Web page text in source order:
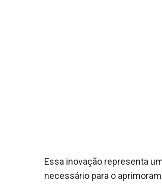
Essa inovação representa
necessário para o